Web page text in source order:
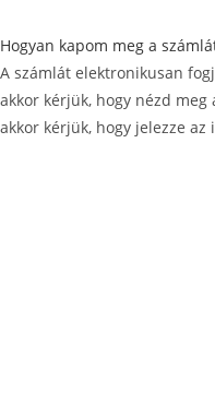
Hogyan kapom meg a
A számlát elektronikusan
akkor kérjük, hogy nézd meg
akkor kérjük, hogy jelezze